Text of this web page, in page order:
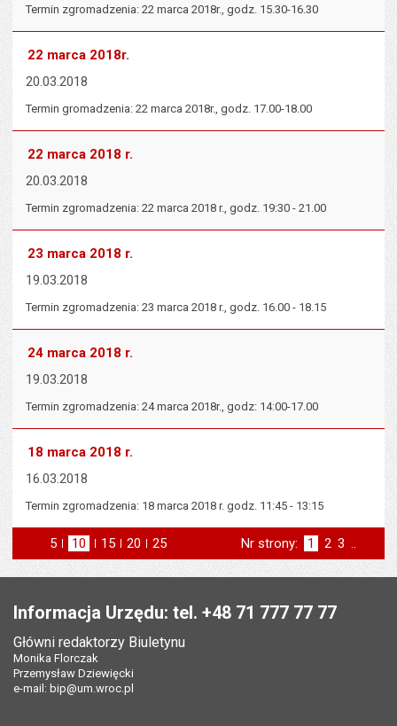
Termin zgromadzenia: 22 marca 2018r., godz. 15.30-16.30
22 marca 2018r.
20.03.2018
Termin gromadzenia: 22 marca 2018r., godz. 17.00-18.00
22 marca 2018 r.
20.03.2018
Termin zgromadzenia: 22 marca 2018 r., godz. 19:30 - 21.00
23 marca 2018 r.
19.03.2018
Termin zgromadzenia: 23 marca 2018 r., godz. 16.00 - 18.15
24 marca 2018 r.
19.03.2018
Termin zgromadzenia: 24 marca 2018r., godz: 14:00-17.00
18 marca 2018 r.
16.03.2018
Termin zgromadzenia: 18 marca 2018 r. godz. 11:45 - 13:15
5 elementów na stronie
10 elementów
na stronie
15 elementów
na stronie
20 elementów
na stronie
25
na stronie
Nr strony: Strona
1 Strona
2 Strona
3 ..
Informacja Urzędu: tel. +48 71 777 77 77
Główni redaktorzy Biuletynu
Monika Florczak
Przemysław Dziewięcki
e-mail: bip@um.wroc.pl